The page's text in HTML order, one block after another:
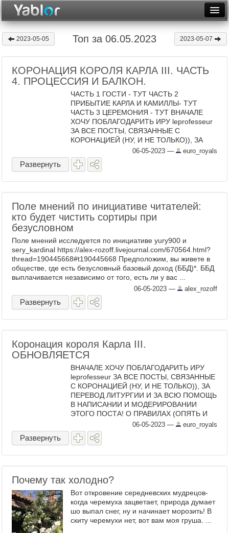
Месяц
Рейтинги
Архив
Фототоп
2023-05-05 Топ за 06.05.2023 2023-05-07
КОРОНАЦИЯ КОРОЛЯ КАРЛА III. ЧАСТЬ
4. ПРОЦЕССИЯ И БАЛКОН.
ЧАСТЬ 1 ГОСТИ - ТУТ ЧАСТЬ 2
ПРИБЫТИЕ КАРЛА И КАМИЛЛЫ- ТУТ
ЧАСТЬ 3 ЦЕРЕМОНИЯ - ТУТ ВНАЧАЛЕ
ХОЧУ ПОБЛАГОДАРИТЬ ИРУ leprofesseur
ЗА ВСЕ ПОСТЫ, СВЯЗАННЫЕ С
КОРОНАЦИЕЙ (НУ, И НЕ ТОЛЬКО)), ЗА
ПЕРЕВОД ЛИТУРГИИ И ЗА ВСЮ ПОМОЩЬ
В НАПИСАНИИ И МОДЕРИРОВАНИИ
ЭТОГО ПОСТА! О ПРАВИЛАХ (ОПЯТЬ И ...
06-05-2023 — euro_royals
Развернуть
Поле мнений по инициативе читателей:
кто будет чистить сортиры при
безусловном
Поле мнений исследуется по инициативе yury900 и
sery_kardinal https://alex-rozoff.livejournal.com/670564.html?
thread=190445668#t190445668 Предположим, вы живете в
обществе, где есть безусловный базовый доход (ББД)*. ББД
выплачивается независимо от того, есть ли у вас ...
06-05-2023 — alex_rozoff
Развернуть
Коронация короля Карла III.
ОБНОВЛЯЕТСЯ
ВНАЧАЛЕ ХОЧУ ПОБЛАГОДАРИТЬ ИРУ
leprofesseur ЗА ВСЕ ПОСТЫ, СВЯЗАННЫЕ
С КОРОНАЦИЕЙ (НУ, И НЕ ТОЛЬКО)), ЗА
ПЕРЕВОД ЛИТУРГИИ И ЗА ВСЮ ПОМОЩЬ
В НАПИСАНИИ И МОДЕРИРОВАНИИ
ЭТОГО ПОСТА! О ПРАВИЛАХ (ОПЯТЬ И
СНОВА): - НИКАКОЙ ПОЛИТИКИ,
РАСИЗМА, ОСОКРБЛЕНИЙ И ХАМСТВА -
ТЕ, КТО ...
06-05-2023 — euro_royals
Развернуть
Почему так холодно?
Вот откровение середневских мудрецов-
когда черемуха зацветает, природа думает
шо выпал снег, ну и начинает морозить! В
скиту черемухи нет, вот вам моя груша. ...